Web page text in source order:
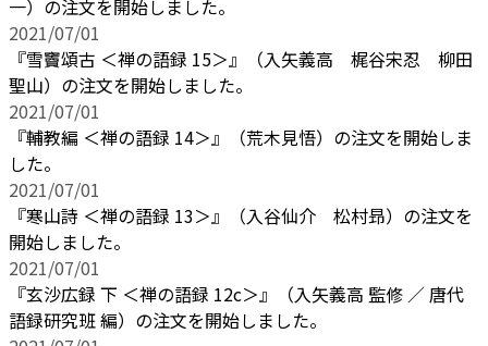
一）の注文を開始しました。
2021/07/01
『雪竇頌古 ＜禅の語録 15＞』（入矢義高 梶谷宋忍 柳田
聖山）の注文を開始しました。
2021/07/01
『輔教編 ＜禅の語録 14＞』（荒木見悟）の注文を開始しま
した。
2021/07/01
『寒山詩 ＜禅の語録 13＞』（入谷仙介 松村昻）の注文を
開始しました。
2021/07/01
『玄沙広録 下 ＜禅の語録 12c＞』（入矢義高 監修 ／ 唐代
語録研究班 編）の注文を開始しました。